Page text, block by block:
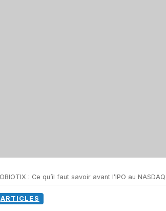
: Ce qu’il faut savoir avant l’IPO au NASDAQ
ARTICLES